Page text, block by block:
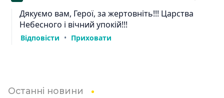
Останні новини